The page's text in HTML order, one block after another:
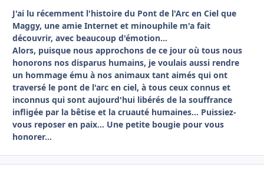
J'ai lu récemment l'histoire du Pont de l'Arc en Ciel que
Maggy, une amie Internet et minouphile m'a fait
découvrir, avec beaucoup d'émotion...
Alors, puisque nous approchons de ce jour où tous nous
honorons nos disparus humains, je voulais aussi rendre
un hommage ému à nos animaux tant aimés qui ont
traversé le pont de l'arc en ciel, à tous ceux connus et
inconnus qui sont aujourd'hui libérés de la souffrance
infligée par la bêtise et la cruauté humaines... Puissiez-
vous reposer en paix... Une petite bougie pour vous
honorer...